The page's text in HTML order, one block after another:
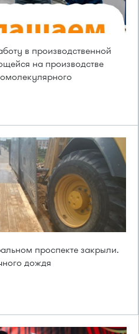
в производственной
на производстве
проспекте закрыли.
дождя